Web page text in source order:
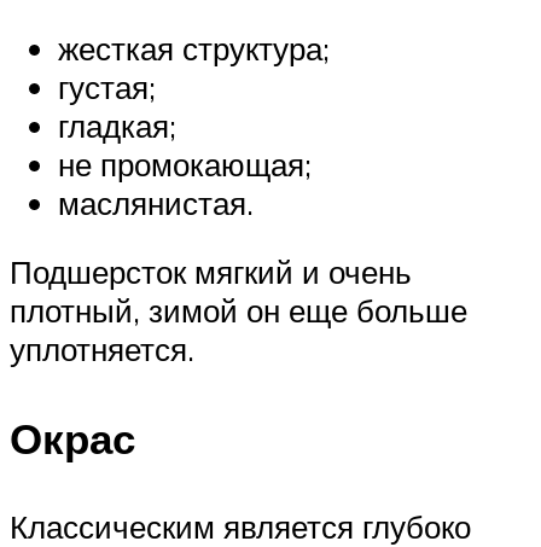
жесткая структура;
густая;
гладкая;
не промокающая;
маслянистая.
Подшерсток мягкий и очень
плотный, зимой он еще больше
уплотняется.
Окрас
Классическим является глубоко